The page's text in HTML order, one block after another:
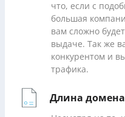
что, если с
большая
вам сложно
выдаче. Так же
конкурентом и
трафика.
Длина домена